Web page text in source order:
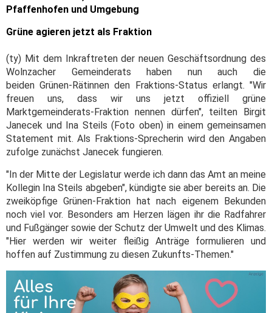
Pfaffenhofen und Umgebung
Grüne agieren jetzt als Fraktion
(ty) Mit dem Inkraftreten der neuen Geschäftsordnung des
Wolnzacher Gemeinderats haben nun auch die
beiden Grünen-Rätinnen den Fraktions-Status erlangt. "Wir
freuen uns, dass wir uns jetzt offiziell grüne
Marktgemeinderats-Fraktion nennen dürfen", teilten Birgit
Janecek und Ina Steils (Foto oben) in einem gemeinsamen
Statement mit. Als Fraktions-Sprecherin wird den Angaben
zufolge zunächst Janecek fungieren.
"In der Mitte der Legislatur werde ich dann das Amt an meine
Kollegin Ina Steils abgeben", kündigte sie aber bereits an. Die
zweiköpfige Grünen-Fraktion hat nach eigenem Bekunden
noch viel vor. Besonders am Herzen lägen ihr die Radfahrer
und Fußgänger sowie der Schutz der Umwelt und des Klimas.
"Hier werden wir weiter fleißig Anträge formulieren und
hoffen auf Zustimmung zu diesen Zukunfts-Themen."